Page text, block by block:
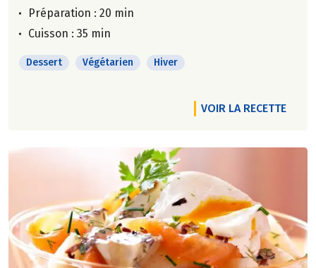
Préparation : 20 min
Cuisson : 35 min
Dessert Végétarien Hiver
VOIR LA RECETTE